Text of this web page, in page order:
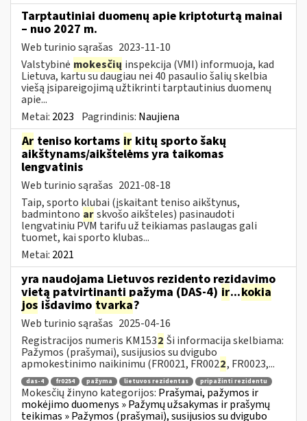
Tarptautiniai duomenų apie kriptoturtą mainai
– nuo 2027 m.
Web turinio sąrašas 2023-11-10
Valstybinė mokesčių inspekcija (VMI) informuoja, kad
Lietuva, kartu su daugiau nei 40 pasaulio šalių skelbia
viešą įsipareigojimą užtikrinti tarptautinius duomenų
apie...
Metai: 2023 Pagrindinis: Naujiena
Ar teniso kortams ir kitų sporto šakų
aikštynams/aikštelėms yra taikomas
lengvatinis
Web turinio sąrašas 2021-08-18
Taip, sporto klubai (įskaitant teniso aikštynus,
badmintono arskvošo aikšteles) pasinaudoti
lengvatiniu PVM tarifu už teikiamas paslaugas gali
tuomet, kai sporto klubas...
Metai: 2021
yra naudojama Lietuvos rezidento rezidavimo
vietą patvirtinanti pažyma (DAS-4) ir...kokia
jos išdavimo tvarka?
Web turinio sąrašas 2025-04-16
Registracijos numeris KM1532 Ši informacija skelbiama:
Pažymos (prašymai), susijusios su dvigubo
apmokestinimo naikinimu (FR0021, FR0022, FR0023,...
das-4 fr0254 pažyma lietuvos rezidentas pripažinti rezidentu
Mokesčių žinyno kategorijos: Prašymai, pažymos ir
mokėjimo duomenys » Pažymų užsakymas ir prašymų
teikimas » Pažymos (prašymai), susijusios su dvigubo